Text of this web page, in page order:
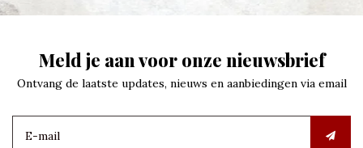
Meld je aan voor onze nieuwsbrief
Ontvang de laatste updates, nieuws en aanbiedingen via email